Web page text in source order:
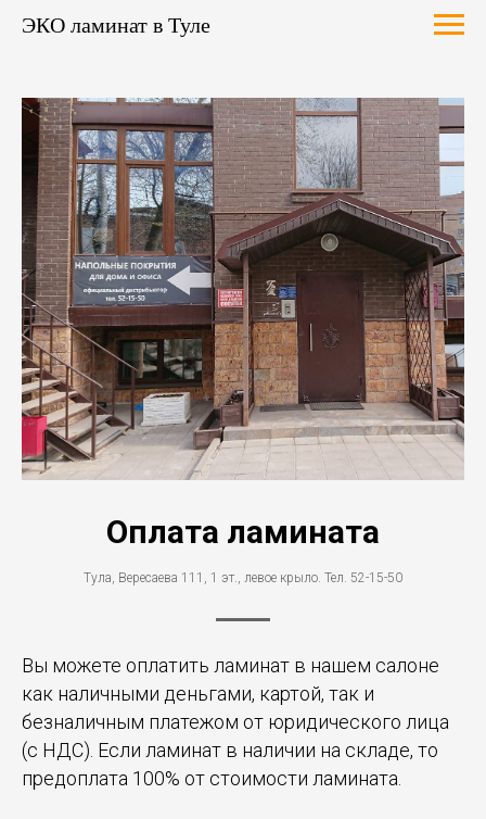
ЭКО ламинат в Туле
Оплата ламината
Тула, Вересаева 111, 1 эт., левое крыло. Тел. 52-15-50
Вы можете оплатить ламинат в нашем салоне
как наличными деньгами, картой, так и
безналичным платежом от юридического лица
(с НДС). Если ламинат в наличии на складе, то
предоплата 100% от стоимости ламината.